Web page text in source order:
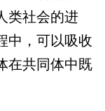
类社会的进
中，可以吸收
在共同体中既